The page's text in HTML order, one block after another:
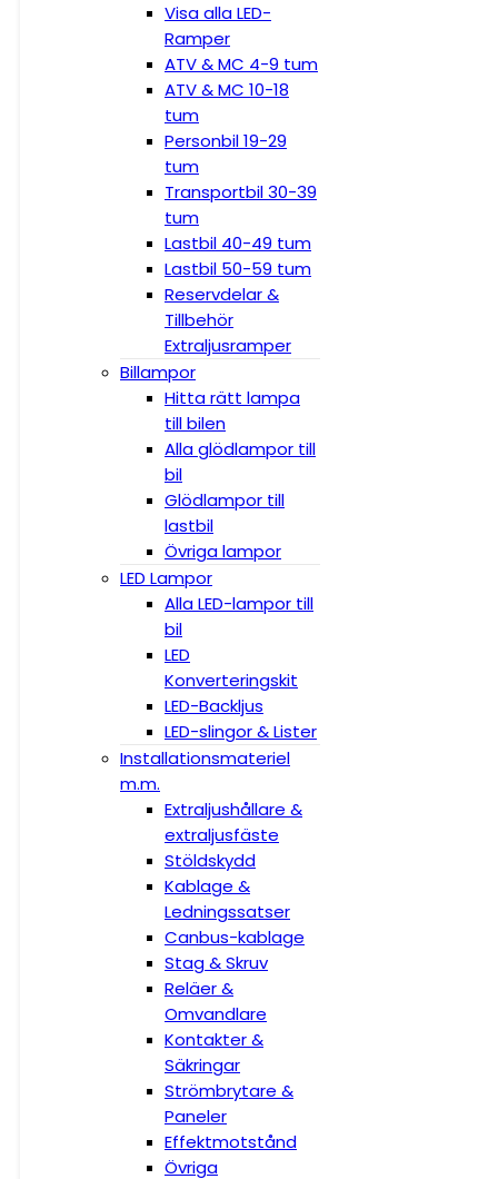
Visa alla LED-
Ramper
ATV & MC 4-9 tum
ATV & MC 10-18
tum
Personbil 19-29
tum
Transportbil 30-39
tum
Lastbil 40-49 tum
Lastbil 50-59 tum
Reservdelar &
Tillbehör
Extraljusramper
Billampor
Hitta rätt lampa
till bilen
Alla glödlampor till
bil
Glödlampor till
lastbil
Övriga lampor
LED Lampor
Alla LED-lampor till
bil
LED
Konverteringskit
LED-Backljus
LED-slingor & Lister
Installationsmateriel
m.m.
Extraljushållare &
extraljusfäste
Stöldskydd
Kablage &
Ledningssatser
Canbus-kablage
Stag & Skruv
Reläer &
Omvandlare
Kontakter &
Säkringar
Strömbrytare &
Paneler
Effektmotstånd
Övriga